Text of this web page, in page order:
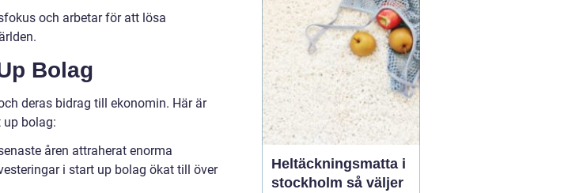
och arbetar för att lösa
Bolag
deras bidrag till ekonomin. Här är
bolag:
åren attraherat enorma
i start up bolag ökat till över
områ...
Heltäckningsmatta i
stockholm så väljer